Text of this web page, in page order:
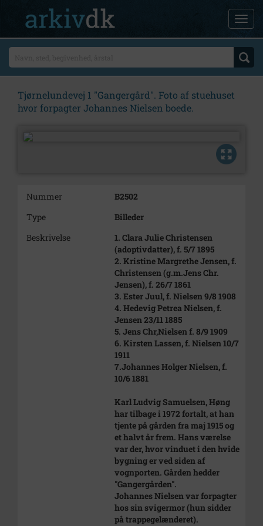
Tjørnelundevej 1 "Gangergård". Foto af stuehuset
hvor forpagter Johannes Nielsen boede.
Nummer
B2502
Type
Billeder
Beskrivelse
1. Clara Julie Christensen
(adoptivdatter), f. 5/7 1895
2. Kristine Margrethe Jensen, f.
Christensen (g.m.Jens Chr.
Jensen), f. 26/7 1861
3. Ester Juul, f. Nielsen 9/8 1908
4. Hedevig Petrea Nielsen, f.
Jensen 23/11 1885
5. Jens Chr,Nielsen f. 8/9 1909
6. Kirsten Lassen, f. Nielsen 10/7
1911
7.Johannes Holger Nielsen, f.
10/6 1881
Karl Ludvig Samuelsen, Høng
har tilbage i 1972 fortalt, at han
tjente på gården fra maj 1915 og
et halvt år frem. Hans værelse
var der, hvor vinduet i den hvide
bygning er ved siden af
vognporten. Gården hedder
"Gangergården".
Johannes Nielsen var forpagter
hos sin svigermor (hun sidder
på trappegelænderet).